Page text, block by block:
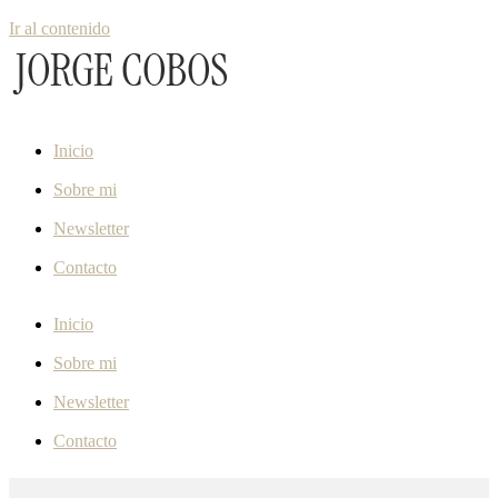
Ir al contenido
Inicio
Sobre mi
Newsletter
Contacto
Inicio
Sobre mi
Newsletter
Contacto